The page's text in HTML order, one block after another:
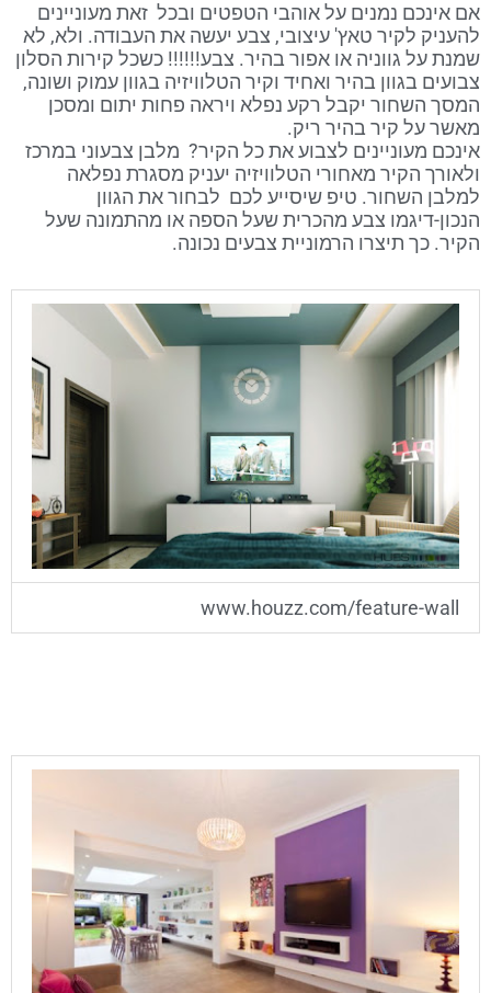
אם אינכם נמנים על אוהבי הטפטים ובכל זאת מעוניינים
להעניק לקיר טאץ' עיצובי, צבע יעשה את העבודה. ולא, לא
שמנת על גווניה או אפור בהיר. צבע!!!!!! כשכל קירות הסלון
צבועים בגוון בהיר ואחיד וקיר הטלוויזיה בגוון עמוק ושונה,
המסך השחור יקבל רקע נפלא ויראה פחות יתום ומסכן
מאשר על קיר בהיר ריק.
אינכם מעוניינים לצבוע את כל הקיר? מלבן צבעוני במרכז
ולאורך הקיר מאחורי הטלוויזיה יעניק מסגרת נפלאה
למלבן השחור. טיפ שיסייע לכם לבחור את הגוון
הנכון-דיגמו צבע מהכרית שעל הספה או מהתמונה שעל
הקיר. כך תיצרו הרמוניית צבעים נכונה.
www.houzz.com/feature-wall